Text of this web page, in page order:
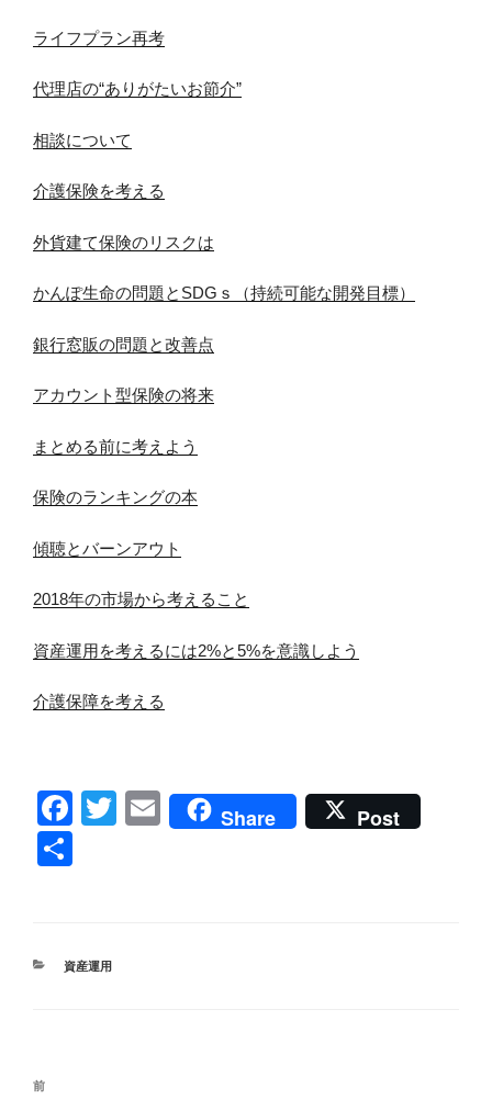
ライフプラン再考
代理店の“ありがたいお節介”
相談について
介護保険を考える
外貨建て保険のリスクは
かんぽ生命の問題とSDGｓ（持続可能な開発目標）
銀行窓販の問題と改善点
アカウント型保険の将来
まとめる前に考えよう
保険のランキングの本
傾聴とバーンアウト
2018年の市場から考えること
資産運用を考えるには2%と5%を意識しよう
介護保障を考える
F
o
T
E
Share Post
カ
資産運用
投
前
前